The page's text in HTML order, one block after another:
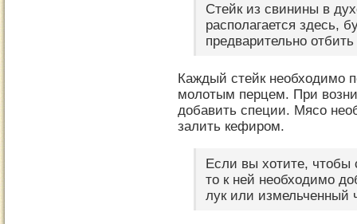
Стейк из свинины в
располагается здесь,
предварительно
Каждый стейк необходимо
молотым перцем. При
добавить специи. Мясо
залить кефиром.
Если вы хотите, чтобы
то к ней необходимо
лук или измельченный